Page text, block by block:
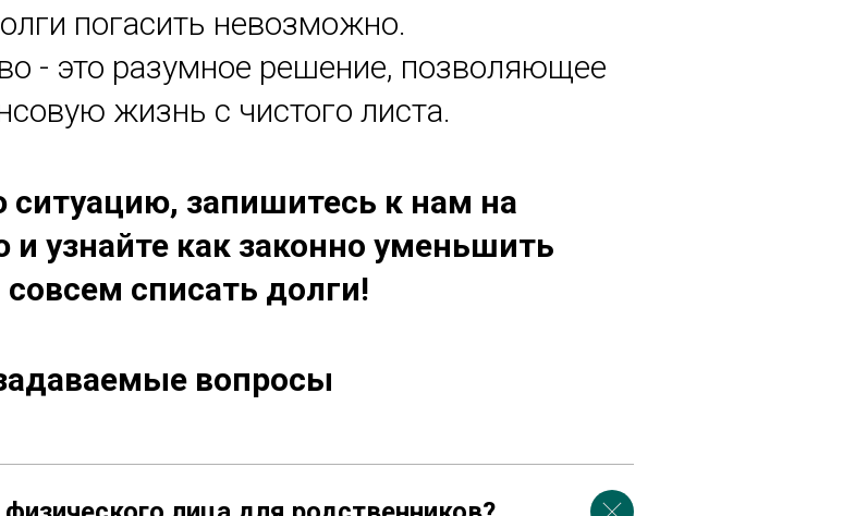
погасить невозможно.
- это разумное решение, позволяющее
жизнь с чистого листа.
запишитесь к нам на
узнайте как законно уменьшить
списать долги!
вопросы